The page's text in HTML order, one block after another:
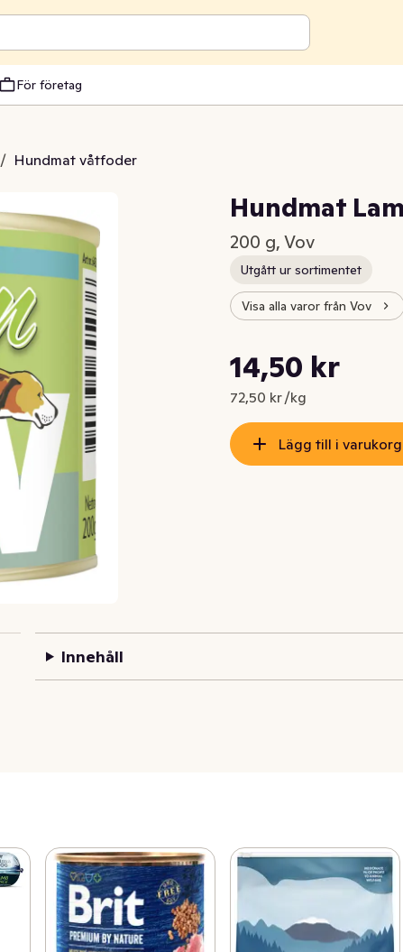
För företag
/ Hundmat våtfoder
Hundmat
200 g, Vov
Utgått ur sortimentet
Visa alla varor från Vov
Nuvarande pris är: 14,50 kr
14,50 kr
72,50 kr /kg
Styckpris: 72,50 kr /kg
Lägg till i
Innehåll